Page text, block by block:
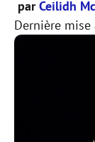
parCeilidh
Dernière